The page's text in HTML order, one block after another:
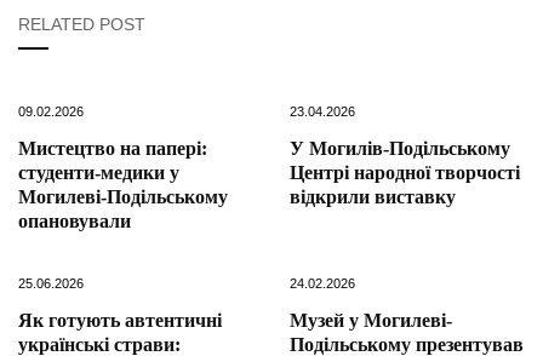
RELATED POST
09.02.2026
Мистецтво на папері:
студенти-медики у
Могилеві-Подільському
опановували
23.04.2026
У Могилів-Подільському
Центрі народної творчості
відкрили виставку
25.06.2026
Як готують автентичні
українські страви:
24.02.2026
Музей у Могилеві-
Подільському презентував